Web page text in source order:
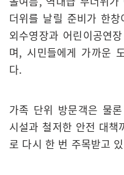
더위를 날릴 준비가 한
외수영장과 어린이공연
며, 시민들에게 가까운
다.
가족 단위 방문객은 물
시설과 철저한 안전 대
로 다시 한 번 주목받고